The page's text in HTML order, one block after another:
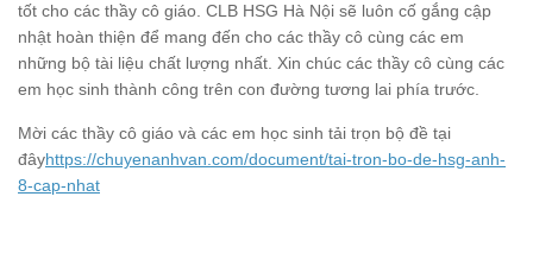
tốt cho các thầy cô giáo. CLB HSG Hà Nội sẽ luôn cố gắng cập
nhật hoàn thiện để mang đến cho các thầy cô cùng các em
những bộ tài liệu chất lượng nhất. Xin chúc các thầy cô cùng các
em học sinh thành công trên con đường tương lai phía trước.
Mời các thầy cô giáo và các em học sinh tải trọn bộ đề tại
đâyhttps://chuyenanhvan.com/document/tai-tron-bo-de-hsg-anh-
8-cap-nhat